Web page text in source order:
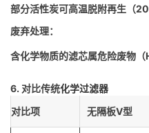
部分活性炭可高温脱附再生（
废弃处理：
含化学物质的滤芯属危险废物
6. 对比传统化学过滤器
对比项
无隔板V型